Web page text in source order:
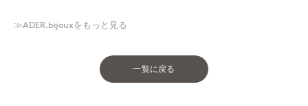
≫ADER.bijouxをもっと見る
一覧に戻る